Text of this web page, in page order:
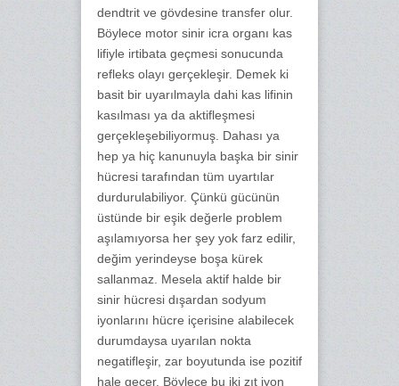
dendtrit ve gövdesine transfer olur.
Böylece motor sinir icra organı kas
lifiyle irtibata geçmesi sonucunda
refleks olayı gerçekleşir. Demek ki
basit bir uyarılmayla dahi kas lifinin
kasılması ya da aktifleşmesi
gerçekleşebiliyormuş. Dahası ya
hep ya hiç kanunuyla başka bir sinir
hücresi tarafından tüm uyartılar
durdurulabiliyor. Çünkü gücünün
üstünde bir eşik değerle problem
aşılamıyorsa her şey yok farz edilir,
değim yerindeyse boşa kürek
sallanmaz. Mesela aktif halde bir
sinir hücresi dışardan sodyum
iyonlarını hücre içerisine alabilecek
durumdaysa uyarılan nokta
negatifleşir, zar boyutunda ise pozitif
hale geçer. Böylece bu iki zıt iyon